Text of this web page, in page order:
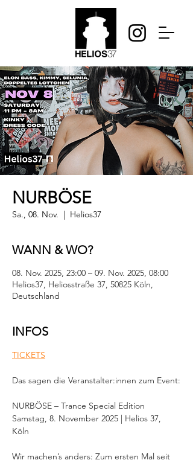
NURBÖSE
Sa., 08. Nov.
  |
Helios37
WANN & WO?
08. Nov. 2025, 23:00 – 09. Nov. 2025, 08:00
Helios37, Heliosstraße 37, 50825 Köln,
Deutschland
INFOS
TICKETS
Das sagen die Veranstalter:innen zum Event:
NURBÖSE – Trance Special Edition
Samstag, 8. November 2025 | Helios 37,
Köln
Wir machen’s anders: Zum ersten Mal seit